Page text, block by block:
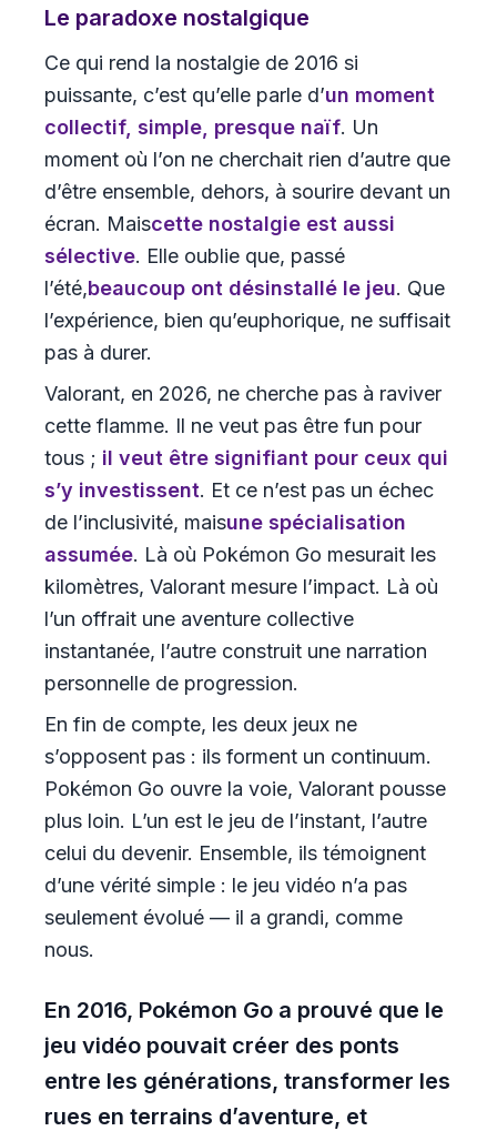
Le paradoxe nostalgique
Ce qui rend la nostalgie de 2016 si
puissante, c’est qu’elle parle d’un moment
collectif, simple, presque naïf. Un
moment où l’on ne cherchait rien d’autre que
d’être ensemble, dehors, à sourire devant un
écran. Maiscette nostalgie est aussi
sélective. Elle oublie que, passé
l’été,beaucoup ont désinstallé le jeu. Que
l’expérience, bien qu’euphorique, ne suffisait
pas à durer.
Valorant, en 2026, ne cherche pas à raviver
cette flamme. Il ne veut pas être fun pour
tous ; il veut être signifiant pour ceux qui
s’y investissent. Et ce n’est pas un échec
de l’inclusivité, maisune spécialisation
assumée. Là où Pokémon Go mesurait les
kilomètres, Valorant mesure l’impact. Là où
l’un offrait une aventure collective
instantanée, l’autre construit une narration
personnelle de progression.
En fin de compte, les deux jeux ne
s’opposent pas : ils forment un continuum.
Pokémon Go ouvre la voie, Valorant pousse
plus loin. L’un est le jeu de l’instant, l’autre
celui du devenir. Ensemble, ils témoignent
d’une vérité simple : le jeu vidéo n’a pas
seulement évolué — il a grandi, comme
nous.
En 2016, Pokémon Go a prouvé que le
jeu vidéo pouvait créer des ponts
entre les générations, transformer les
rues en terrains d’aventure, et